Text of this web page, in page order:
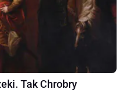
Tak Chrobry